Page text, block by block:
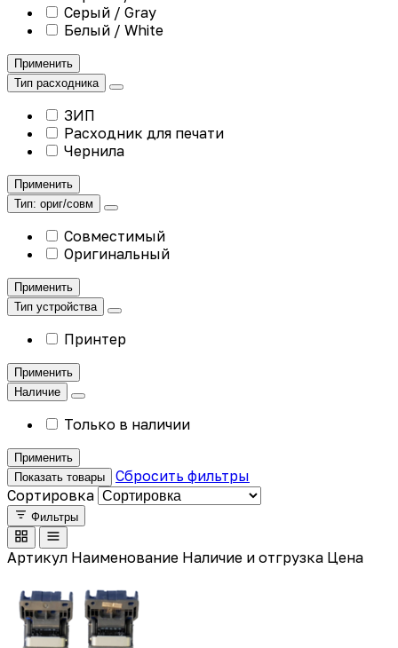
Серый / Gray
Белый / White
Применить
Тип расходника
ЗИП
Расходник для печати
Чернила
Применить
Тип: ориг/совм
Совместимый
Оригинальный
Применить
Тип устройства
Принтер
Применить
Наличие
Только в наличии
Применить
Показать товары
Сбросить фильтры
Сортировка
Фильтры
Артикул Наименование Наличие и отгрузка Цена